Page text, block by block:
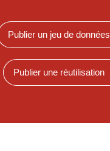
Publier un jeu de données
Publier une réutilisation